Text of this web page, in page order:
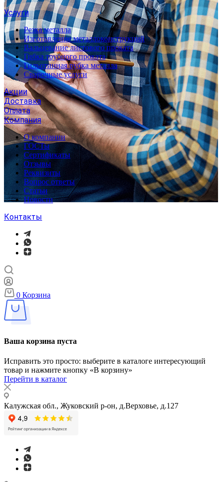
Услуги
Резка металла
Изготовление металлоконструкций
Вальцевание листового проката
Гибка трубного проката
Гильотинная рубка металла
Сварочные услуги
Акции
Доставка
Оплата
Компания
О компании
ГОСТы
Сертификаты
Отзывы
Реквизиты
Вопрос ответы
Статьи
Новости
Контакты
0 Корзина
Ваша корзина пуста
Исправить это просто: выберите в каталоге интересующий
товар и нажмите кнопку «В корзину»
Перейти в каталог
Калужская обл., Жуковский р-он, д.Верховье, д.127